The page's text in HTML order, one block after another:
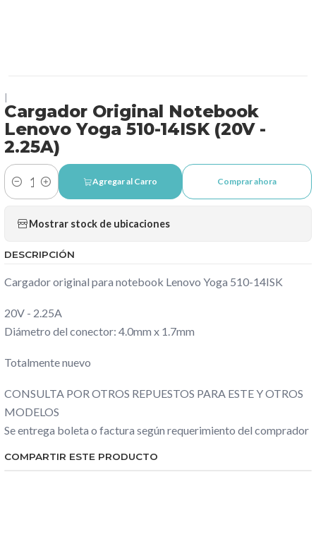
Cargador Original Notebook
Lenovo Yoga 510-14ISK (20V -
2.25A)
Cantidad
Agregar al Carro Comprar ahora
Mostrar stock de ubicaciones
DESCRIPCIÓN
Cargador original para notebook Lenovo Yoga 510-14ISK
20V - 2.25A
Diámetro del conector: 4.0mm x 1.7mm
Totalmente nuevo
CONSULTA POR OTROS REPUESTOS PARA ESTE Y OTROS
MODELOS
Se entrega boleta o factura según requerimiento del comprador
COMPARTIR ESTE PRODUCTO